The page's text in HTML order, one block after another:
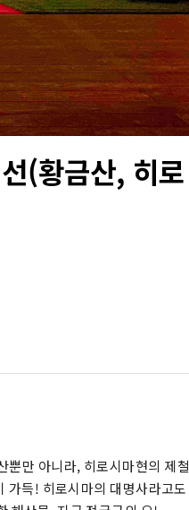
(황금산, 히로
뿐만 아니라, 히로시마현의 제철